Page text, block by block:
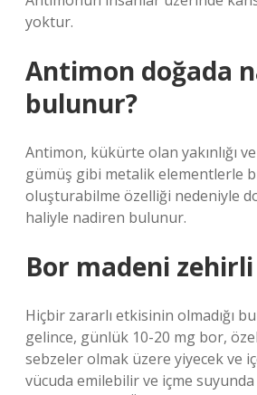
yoktur.
Antimon doğada
bulunur?
Antimon, kükürte olan yakınlığı
gümüş gibi metalik elementlerle
oluşturabilme özelliği nedeniyle
haliyle nadiren bulunur.
Bor madeni
Hiçbir zararlı etkisinin olmadığı
gelince, günlük 10-20 mg bor,
sebzeler olmak üzere yiyecek ve
vücuda emilebilir ve içme